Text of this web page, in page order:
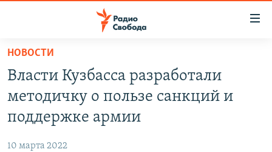
упрощенного
доступа
основному
АВТОРСКИЕ ПРОЕКТЫ
НОВОСТИ
Власти Кузбасса разработали
методичку о пользе санкций и
поддержке армии
10 марта 2022